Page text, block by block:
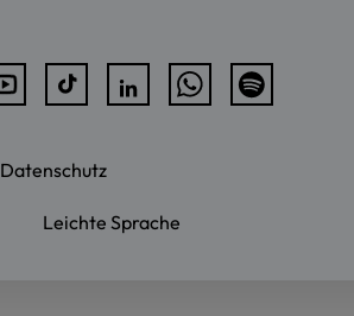
Datenschutz
Leichte Sprache